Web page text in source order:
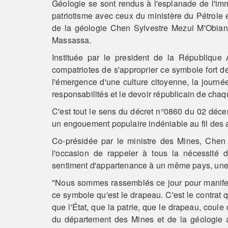
Géologie se sont rendus à l'esplanade de
patriotisme avec ceux du ministère du
de la géologie Chen Sylvestre Mezui
Massassa.
Instituée par le president de la
compatriotes de s'approprier ce symbole fort
l'émergence d'une culture citoyenne, la
responsabilités et le devoir républicain de
C'est tout le sens du décret n°0860 du 02
un engouement populaire indéniable au fil des
Co-présidée par le ministre des Mines,
l'occasion de rappeler à tous la nécessité
sentiment d'appartenance à un même pays,
"Nous sommes rassemblés ce jour pour
ce symbole qu'est le drapeau. C'est le contrat
que l'État, que la patrie, que le drapeau,
du département des Mines et de la